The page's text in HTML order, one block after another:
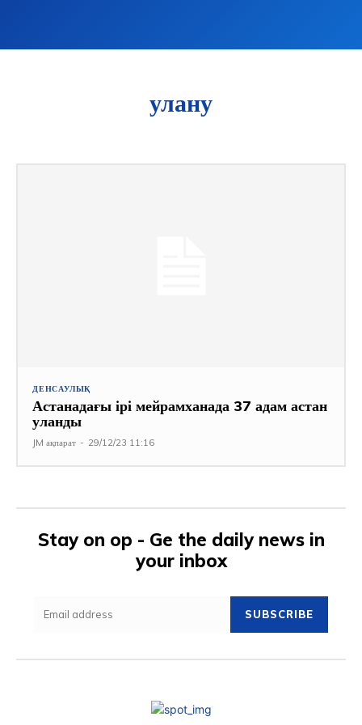
улану
ДЕНСАУЛЫҚ
Астанадағы ірі мейрамханада 37 адам астан
уланды
JM ақпарат - 29/12/23 11:16
Stay on op - Ge the daily news in
your inbox
SUBSCRIBE